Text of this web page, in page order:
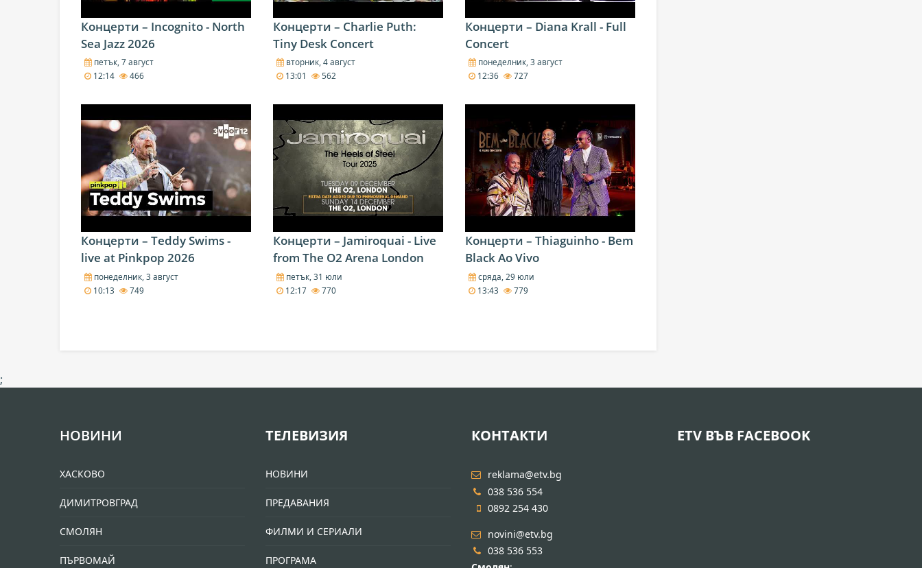
Концерти – Incognito - North
Sea Jazz 2026
петък, 7 август
12:14
466
Концерти – Charlie Puth:
Tiny Desk Concert
вторник, 4 август
13:01
562
Концерти – Diana Krall - Full
Concert
понеделник, 3 август
12:36
727
Концерти – Teddy Swims -
live at Pinkpop 2026
понеделник, 3 август
10:13
749
Концерти – Jamiroquai - Live
from The O2 Arena London
петък, 31 юли
12:17
770
Концерти – Thiaguinho - Bem
Black Ao Vivo
сряда, 29 юли
13:43
779
;
НОВИНИ
ХАСКОВО
ДИМИТРОВГРАД
СМОЛЯН
ПЪРВОМАЙ
ТЕЛЕВИЗИЯ
НОВИНИ
ПРЕДАВАНИЯ
ФИЛМИ И СЕРИАЛИ
ПРОГРАМА
КОНТАКТИ
reklama@etv.bg
038 536 554
0892 254 430
novini@etv.bg
038 536 553
ETV ВЪВ FACEBOOK